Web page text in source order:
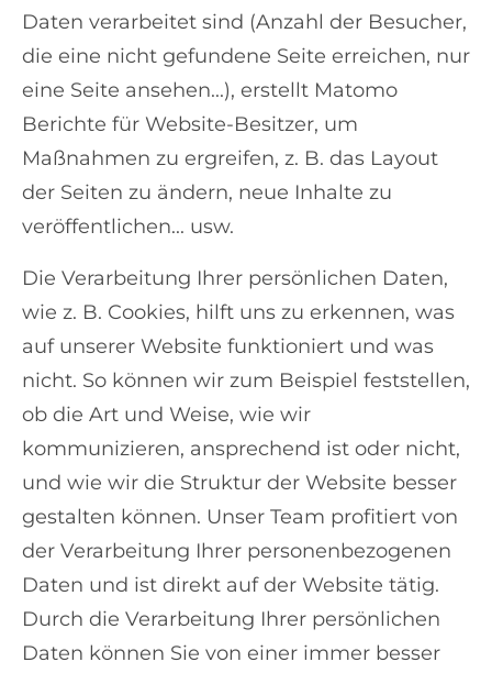
Daten verarbeitet sind (Anzahl der Besucher,
die eine nicht gefundene Seite erreichen, nur
eine Seite ansehen...), erstellt Matomo
Berichte für Website-Besitzer, um
Maßnahmen zu ergreifen, z. B. das Layout
der Seiten zu ändern, neue Inhalte zu
veröffentlichen... usw.
Die Verarbeitung Ihrer persönlichen Daten,
wie z. B. Cookies, hilft uns zu erkennen, was
auf unserer Website funktioniert und was
nicht. So können wir zum Beispiel feststellen,
ob die Art und Weise, wie wir
kommunizieren, ansprechend ist oder nicht,
und wie wir die Struktur der Website besser
gestalten können. Unser Team profitiert von
der Verarbeitung Ihrer personenbezogenen
Daten und ist direkt auf der Website tätig.
Durch die Verarbeitung Ihrer persönlichen
Daten können Sie von einer immer besser